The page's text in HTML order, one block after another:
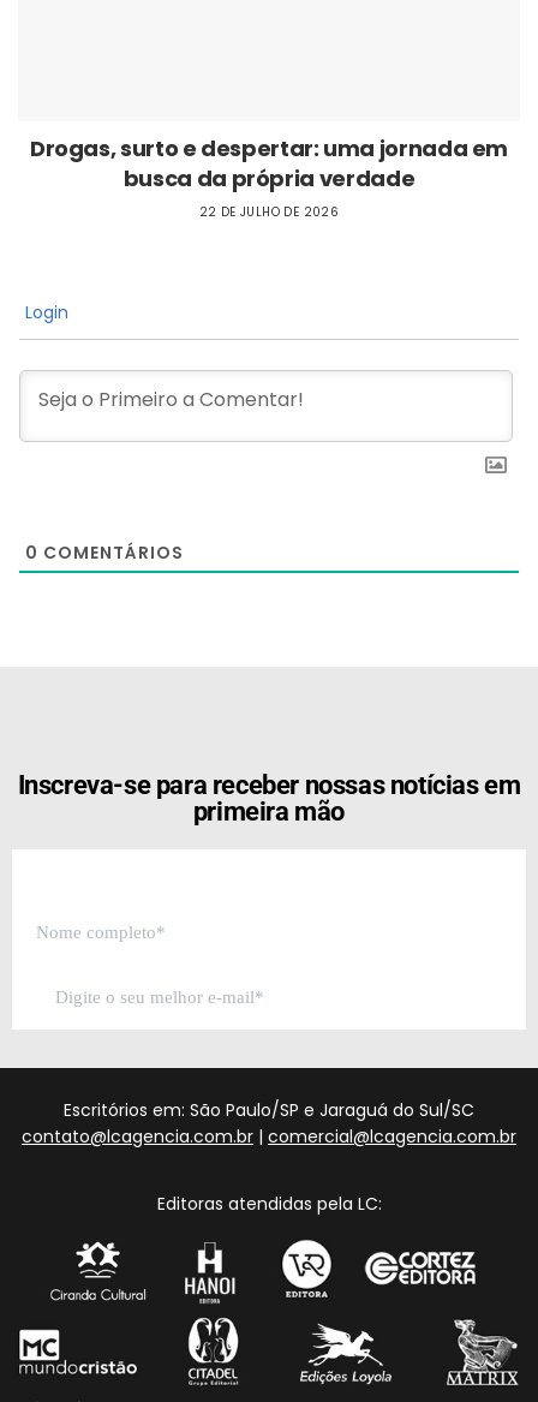
Drogas, surto e despertar: uma jornada em
busca da própria verdade
22 DE JULHO DE 2026
Login
0 COMENTÁRIOS
Inscreva-se para receber nossas notícias em
primeira mão
Escritórios em: São Paulo/SP e Jaraguá do Sul/SC
contato@lcagencia.com.br | comercial@lcagencia.com.br
Editoras atendidas pela LC: